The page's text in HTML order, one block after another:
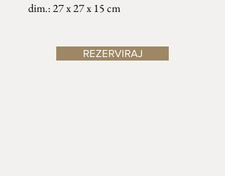
dim.: 27 x 27 x 15 cm
REZERVIRAJ